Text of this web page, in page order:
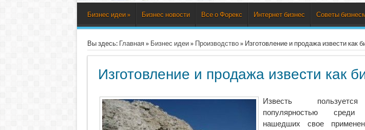
Бизнес идеи » Бизнес новости Все о Форекс Интернет бизнес Советы
Вы здесь: Главная» Бизнес идеи» Производство» Изготовление и продажа извести как
Изготовление и продажа извести как
Известь
популярностью среди
нашедших свое